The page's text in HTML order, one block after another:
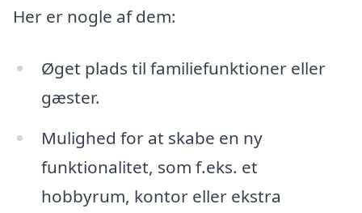
Her er nogle af dem:
Øget plads til familiefunktioner eller
gæster.
Mulighed for at skabe en ny
funktionalitet, som f.eks. et
hobbyrum, kontor eller ekstra